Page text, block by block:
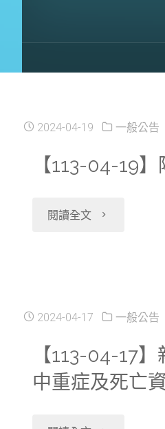
2024-04-19 一般公告
【113-04-19
閱讀全文 "【113-
陽
交
2024-04-17 一般公告
【113-04-17
中重症及死亡